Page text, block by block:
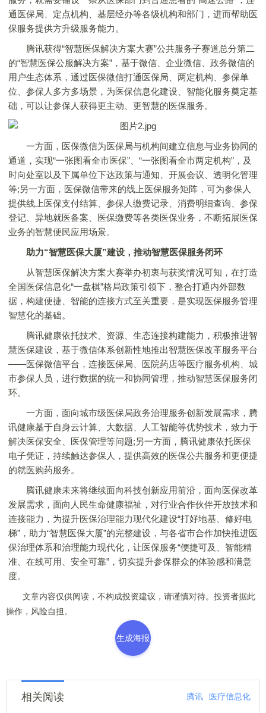
通医保局、定点机构、基层经办等各级机构和部门，进而帮助医
保服务提供方升级服务能力。
腾讯获得“智慧医保解决方案大赛”公共服务子赛道总分第二
的“智慧医保公服解决方案”，基于微信、企业微信、政务微信的
用户生态体系，通过医保微信打通医保局、两定机构、参保单
位、参保人多方多场景，为医保信息化建设、智能化服务奠定基
础，可以让参保人获得更主动、更智慧的医保服务。
一方面，医保微信为医保局与机构间建立信息与业务协同的
通道，实现“一张图看全市医保”、“一张图看全市两定机构”，及
时向处室以及下属单位下达政策与通知、开展会议、透明化管理
等;另一方面，医保微信带来的线上医保服务矩阵，可为参保人
提供线上医保支付结算、参保人缴费记录、消费明细查询、参保
登记、异地就医备案、医保缴费等各类医保业务，不断拓展医保
业务的智慧便民应用场景。
助力“智慧医保大厦”建设，推动智慧医保服务闭环
从智慧医保解决方案大赛举办初衷与获奖情况可知，在打造
全国医保信息化“一盘棋”格局政策引领下，整合打通内外部数
据，构建便捷、智能的连接方式至关重要，是实现医保服务管理
智慧化的基础。
腾讯健康依托技术、资源、生态连接构建能力，积极推进智
慧医保建设，基于微信体系创新性地推出智慧医保改革服务平台
——医保微信平台，连接医保局、医院药店等医疗服务机构、城
市参保人员，进行数据的统一和协同管理，推动智慧医保服务闭
环。
一方面，面向城市级医保局政务治理服务创新发展需求，腾
讯健康基于自身云计算、大数据、人工智能等优势技术，致力于
解决医保安全、医保管理等问题;另一方面，腾讯健康依托医保
电子凭证，持续触达参保人，提供高效的医保公共服务和更便捷
的就医购药服务。
腾讯健康未来将继续面向科技创新应用前沿，面向医保改革
发展需求，面向人民生命健康福祉，对行业合作伙伴开放技术和
连接能力，为提升医保治理能力现代化建设“打好地基、修好电
梯”，助力“智慧医保大厦”的完整建设，与各省市合作加快推进医
保治理体系和治理能力现代化，让医保服务“便捷可及、智能精
准、在线可用、安全可靠”，切实提升参保群众的体验感和满意
度。
文章内容仅供阅读，不构成投资建议，请谨慎对待。投资者据此
操作，风险自担。
生成海报
相关阅读 腾讯 医疗信息化